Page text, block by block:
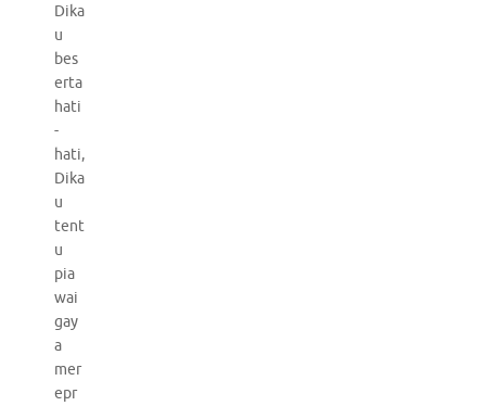
Dika
u
bes
erta
hati
-
hati,
Dika
u
tent
u
pia
wai
gay
a
mer
epr